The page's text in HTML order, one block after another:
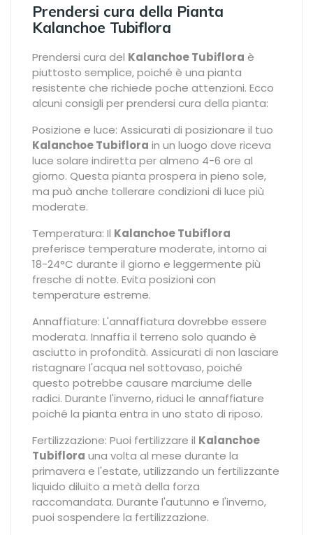
Prendersi cura della Pianta
Kalanchoe Tubiflora
Prendersi cura del Kalanchoe Tubiflora è
piuttosto semplice, poiché è una pianta
resistente che richiede poche attenzioni. Ecco
alcuni consigli per prendersi cura della pianta:
Posizione e luce: Assicurati di posizionare il tuo
Kalanchoe Tubiflora in un luogo dove riceva
luce solare indiretta per almeno 4-6 ore al
giorno. Questa pianta prospera in pieno sole,
ma può anche tollerare condizioni di luce più
moderate.
Temperatura: Il Kalanchoe Tubiflora
preferisce temperature moderate, intorno ai
18-24°C durante il giorno e leggermente più
fresche di notte. Evita posizioni con
temperature estreme.
Annaffiature: L'annaffiatura dovrebbe essere
moderata. Innaffia il terreno solo quando è
asciutto in profondità. Assicurati di non lasciare
ristagnare l'acqua nel sottovaso, poiché
questo potrebbe causare marciume delle
radici. Durante l'inverno, riduci le annaffiature
poiché la pianta entra in uno stato di riposo.
Fertilizzazione: Puoi fertilizzare il Kalanchoe
Tubiflora una volta al mese durante la
primavera e l'estate, utilizzando un fertilizzante
liquido diluito a metà della forza
raccomandata. Durante l'autunno e l'inverno,
puoi sospendere la fertilizzazione.